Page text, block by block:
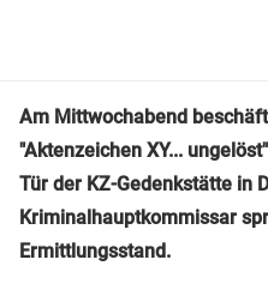
Am Mittwochabend
"Aktenzeichen XY...
Tür der KZ-Gedenkstätte in
Kriminalhauptkommissar
Ermittlungsstand.